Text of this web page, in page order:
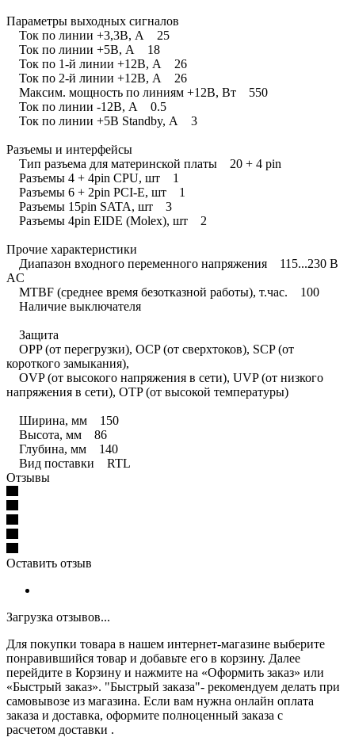
Параметры выходных сигналов
Ток по линии +3,3В, А 25
Ток по линии +5В, А 18
Ток по 1-й линии +12В, А 26
Ток по 2-й линии +12В, А 26
Максим. мощность по линиям +12В, Вт 550
Ток по линии -12В, А 0.5
Ток по линии +5В Standby, А 3
Разъемы и интерфейсы
Тип разъема для материнской платы 20 + 4 pin
Разъемы 4 + 4pin CPU, шт 1
Разъемы 6 + 2pin PCI-E, шт 1
Разъемы 15pin SATA, шт 3
Разъемы 4pin EIDE (Molex), шт 2
Прочие характеристики
Диапазон входного переменного напряжения 115...230 В
AC
MTBF (среднее время безотказной работы), т.час. 100
Наличие выключателя
Защита
OPP (от перегрузки), OCP (от сверхтоков), SCP (от
короткого замыкания),
OVP (от высокого напряжения в сети), UVP (от низкого
напряжения в сети), OTP (от высокой температуры)
Ширина, мм 150
Высота, мм 86
Глубина, мм 140
Вид поставки RTL
Отзывы
Оставить отзыв
Загрузка отзывов...
Для покупки товара в нашем интернет-магазине выберите
понравившийся товар и добавьте его в корзину. Далее
перейдите в Корзину и нажмите на «Оформить заказ» или
«Быстрый заказ». "Быстрый заказа"- рекомендуем делать при
самовывозе из магазина. Если вам нужна онлайн оплата
заказа и доставка, оформите полноценный заказа с
расчетом доставки .